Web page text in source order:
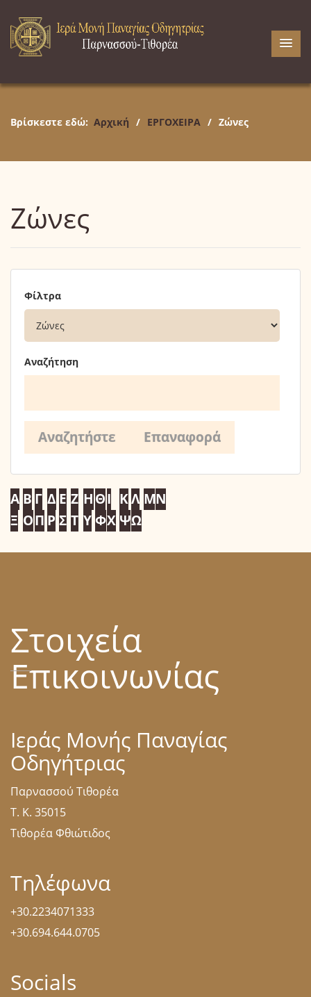
Βρίσκεστε εδώ: Αρχική / ΕΡΓΟΧΕΙΡΑ / Ζώνες
Ζώνες
Φίλτρα
Αναζήτηση
Α Β Γ Δ Ε Ζ ΗΘΙ ΚΛ ΜΝ
Ξ ΟΠ Ρ Σ Τ Υ ΦΧ ΨΩ
Στοιχεία
Επικοινωνίας
Ιεράς Μονής Παναγίας
Οδηγήτριας
Παρνασσού Τιθορέα
Τ. Κ. 35015
Τιθορέα Φθιώτιδος
Τηλέφωνα
+30.2234071333
+30.694.644.0705
Socials